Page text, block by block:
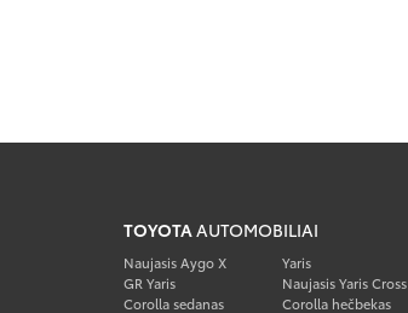
TOYOTAAUTOMOBILIAI
Naujasis Aygo X
Yaris
GR Yaris
Naujasis Yaris Cross
Corolla sedanas
Corolla hečbekas